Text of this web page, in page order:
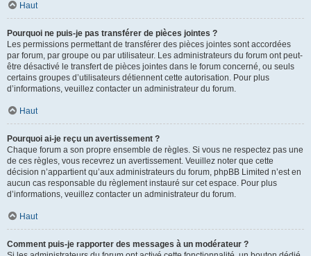
Haut
Pourquoi ne puis-je pas transférer de pièces jointes ?
Les permissions permettant de transférer des pièces jointes sont accordées
par forum, par groupe ou par utilisateur. Les administrateurs du forum ont peut-
être désactivé le transfert de pièces jointes dans le forum concerné, ou seuls
certains groupes d’utilisateurs détiennent cette autorisation. Pour plus
d’informations, veuillez contacter un administrateur du forum.
Haut
Pourquoi ai-je reçu un avertissement ?
Chaque forum a son propre ensemble de règles. Si vous ne respectez pas une
de ces règles, vous recevrez un avertissement. Veuillez noter que cette
décision n’appartient qu’aux administrateurs du forum, phpBB Limited n’est en
aucun cas responsable du règlement instauré sur cet espace. Pour plus
d’informations, veuillez contacter un administrateur du forum.
Haut
Comment puis-je rapporter des messages à un modérateur ?